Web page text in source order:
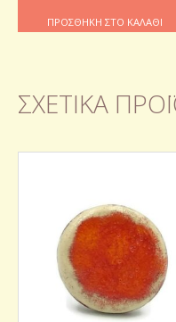
ΠΡΟΣΘΉΚΗ ΣΤΟ ΚΑΛΆΘΙ
ΣΧΕΤΙΚΆ